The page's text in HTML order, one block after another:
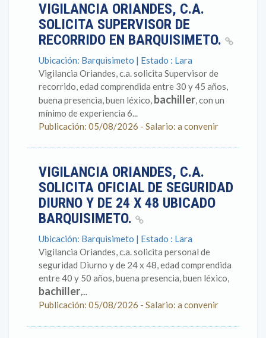
VIGILANCIA ORIANDES, C.A.
SOLICITA SUPERVISOR DE
RECORRIDO EN BARQUISIMETO.
Ubicación: Barquisimeto | Estado : Lara
Vigilancia Oriandes, c.a. solicita Supervisor de
recorrido, edad comprendida entre 30 y 45 años,
buena presencia, buen léxico, bachiller, con un
mínimo de experiencia 6...
Publicación: 05/08/2026 - Salario: a convenir
VIGILANCIA ORIANDES, C.A.
SOLICITA OFICIAL DE SEGURIDAD
DIURNO Y DE 24 X 48 UBICADO
BARQUISIMETO.
Ubicación: Barquisimeto | Estado : Lara
Vigilancia Oriandes, c.a. solicita personal de
seguridad Diurno y de 24 x 48, edad comprendida
entre 40 y 50 años, buena presencia, buen léxico,
bachiller,...
Publicación: 05/08/2026 - Salario: a convenir